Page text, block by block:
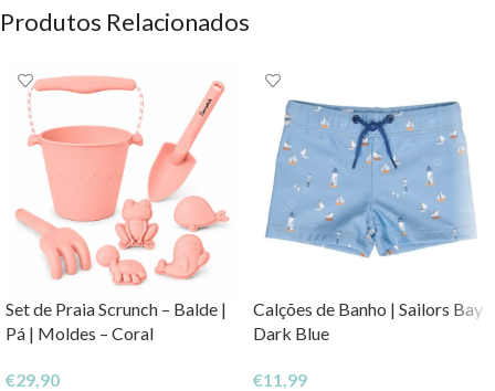
Produtos Relacionados
Set de Praia Scrunch – Balde |
Pá | Moldes – Coral
€29,90
Calções de Banho | Sailors Bay
Dark Blue
€11,99